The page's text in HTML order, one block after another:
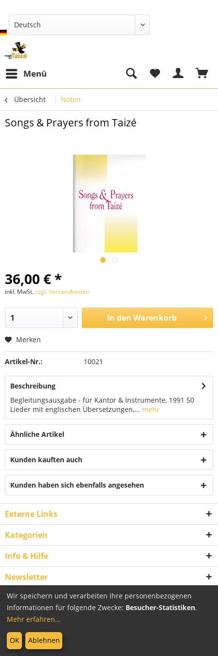
Deutsch
Menü
Übersicht Noten
Songs & Prayers from Taizé
36,00 € *
inkl. MwSt.zzgl. Versandkosten
In den Warenkorb
Merken
Artikel-Nr.: 10021
Beschreibung
Begleitungsausgabe - für Kantor & Instrumente, 1991 50
Lieder mit englischen Übersetzungen,... mehr
Ähnliche Artikel
Kunden kauften auch
Kunden haben sich ebenfalls angesehen
Externe Links
Kategorien
Info & Hilfe
Newsletter
Vertrag widerrufen
* Alle Preise inkl. gesetzl. Mehrwertsteuer zzgl.
Nachnahmegebühren, wenn nicht anders beschrieben
Wir speichern und verarbeiten Ihre personenbezogenen
Informationen für folgende Zwecke: Besucher-Statistiken.
Mehr erfahren...
OK Ablehnen